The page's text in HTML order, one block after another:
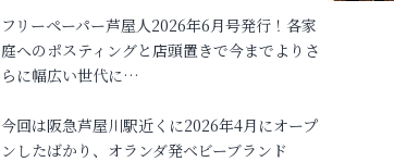
フリーペーパー芦屋人2026年6月号発行！各家
庭へのポスティングと店頭置きで今までよりさ
らに幅広い世代に…
今回は阪急芦屋川駅近くに2026年4月にオープ
ンしたばかり、オランダ発ベビーブランド